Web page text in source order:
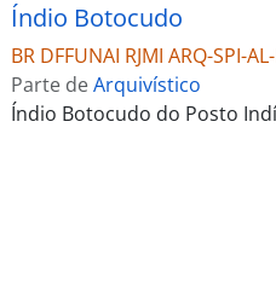
Índio Botocudo
BR DFFUNAI RJMI ARQ-SPI-
Parte deArquivístico
Índio Botocudo do Posto